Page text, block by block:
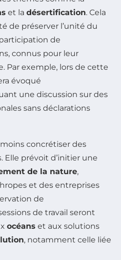
et la désertification. Cela
de préserver l’unité du
de
connus pour leur
Par exemple, lors de cette
évoqué
une discussion sur des
sans déclarations
concrétiser des
Elle prévoit d’initier une
de la nature,
et des entreprises
de
de travail seront
océans et aux solutions
, notamment celle liée